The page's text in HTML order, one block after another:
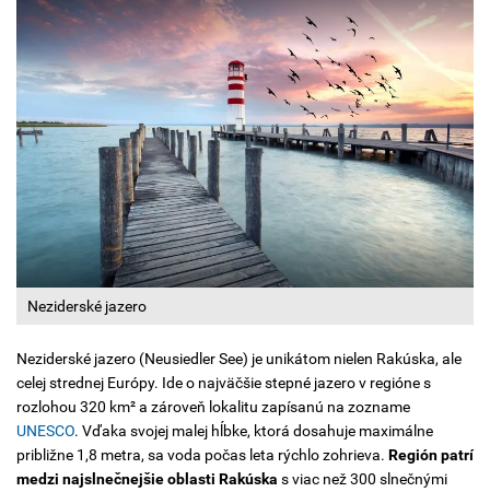
Neziderské jazero
Neziderské jazero (Neusiedler See) je unikátom nielen Rakúska, ale
celej strednej Európy. Ide o najväčšie stepné jazero v regióne s
rozlohou 320 km² a zároveň lokalitu zapísanú na zozname
UNESCO. Vďaka svojej malej hĺbke, ktorá dosahuje maximálne
približne 1,8 metra, sa voda počas leta rýchlo zohrieva. Región patrí
medzi najslnečnejšie oblasti Rakúska s viac než 300 slnečnými